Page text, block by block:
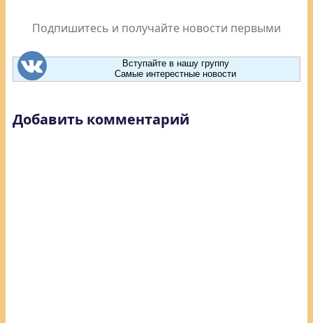
Подпишитесь и получайте новости первыми
Вступайте в нашу группу
Самые интерестные новости
Добавить комментарий